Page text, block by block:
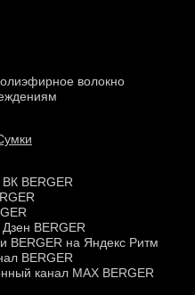
волокно